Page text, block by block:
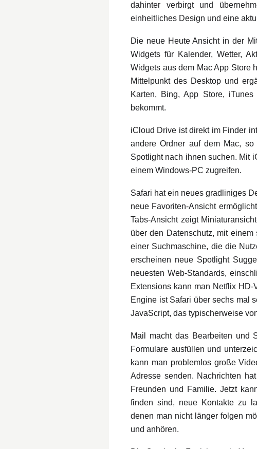
dahinter verbirgt und
einheitliches Design und eine
Die neue Heute Ansicht in der
Widgets für Kalender, Wetter,
Widgets aus dem Mac App Store
Mittelpunkt des Desktop und
Karten, Bing, App Store,
bekommt.
iCloud Drive ist direkt im Finder
andere Ordner auf dem Mac,
Spotlight nach ihnen suchen. Mit
einem Windows-PC zugreifen.
Safari hat ein neues gradliniges
neue Favoriten-Ansicht
Tabs-Ansicht zeigt
über den Datenschutz, mit
einer Suchmaschine, die die
erscheinen neue Spotlight
neuesten Web-Standards,
Extensions kann man Netflix
Engine ist Safari über sechs mal
JavaScript, das typischerweise
Mail macht das Bearbeiten und
Formulare ausfüllen und
kann man problemlos große
Adresse senden. Nachrichten
Freunden und Familie. Jetzt
finden sind, neue Kontakte zu
denen man nicht länger folgen
und anhören.